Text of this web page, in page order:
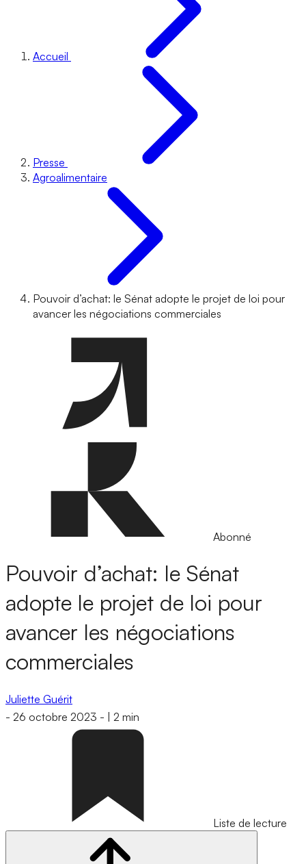
Accueil
Presse
Agroalimentaire
Pouvoir d’achat: le Sénat adopte le projet de loi pour
avancer les négociations commerciales
Abonné
Pouvoir d’achat: le Sénat
adopte le projet de loi pour
avancer les négociations
commerciales
Juliette Guérit
- 26 octobre 2023 - 2 min
Liste de lecture